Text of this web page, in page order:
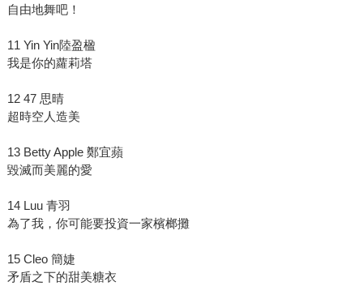
自由地舞吧！
11 Yin Yin陸盈楹
我是你的蘿莉塔
12 47 思晴
超時空人造美
13 Betty Apple 鄭宜蘋
毀滅而美麗的愛
14 Luu 青羽
為了我，你可能要投資一家檳榔攤
15 Cleo 簡婕
矛盾之下的甜美糖衣